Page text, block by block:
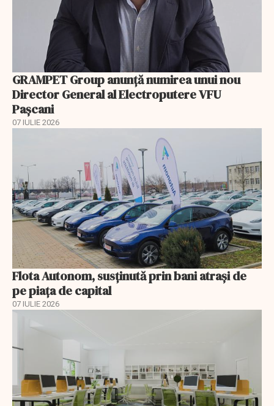
GRAMPET Group anunță numirea unui nou
Director General al Electroputere VFU
Pașcani
07 IULIE 2026
Flota Autonom, susținută prin bani atrași de
pe piața de capital
07 IULIE 2026